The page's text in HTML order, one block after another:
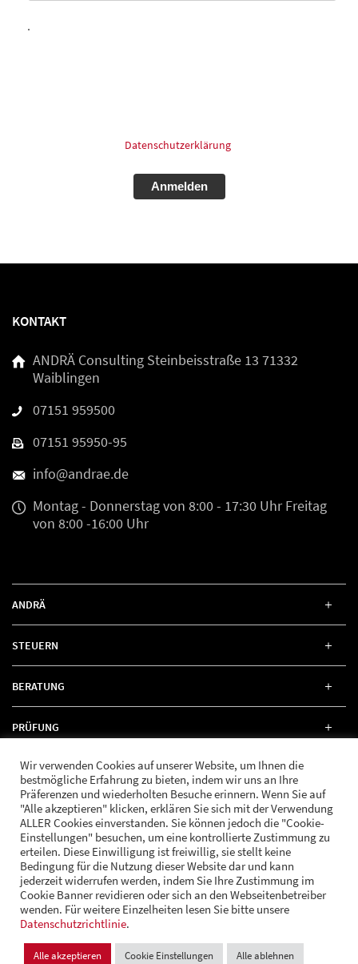
Datenschutzerklärung
KONTAKT
ANDRÄ Consulting Steinbeisstraße 13 71332
Waiblingen
07151 959500
07151 95950-95
info@andrae.de
Montag - Donnerstagvon 8:00 - 17:30 UhrFreitag
von 8:00 -16:00 Uhr
ANDRÄ
STEUERN
BERATUNG
PRÜFUNG
RECHT
FOLGE UNS
© Andrä Consulting Datenschutz
Cookie Einstellungen
Wir verwenden Cookies auf unserer Website, um Ihnen die
bestmögliche Erfahrung zu bieten, indem wir uns an Ihre
Präferenzen und wiederholten Besuche erinnern. Wenn Sie auf
"Alle akzeptieren" klicken, erklären Sie sich mit der Verwendung
ALLER Cookies einverstanden. Sie können jedoch die "Cookie-
Einstellungen" besuchen, um eine kontrollierte Zustimmung zu
erteilen. Diese Einwilligung ist freiwillig, sie stellt keine
Bedingung für die Nutzung dieser Website dar und kann
jederzeit widerrufen werden, indem Sie Ihre Zustimmung im
Cookie Banner revidieren oder sich an den Webseitenbetreiber
wenden. Für weitere Einzelheiten lesen Sie bitte unsere
Datenschutzrichtlinie.
Alle akzeptieren Cookie Einstellungen Alle ablehnen